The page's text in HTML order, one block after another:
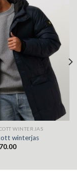
WINTERJAS
winterjas